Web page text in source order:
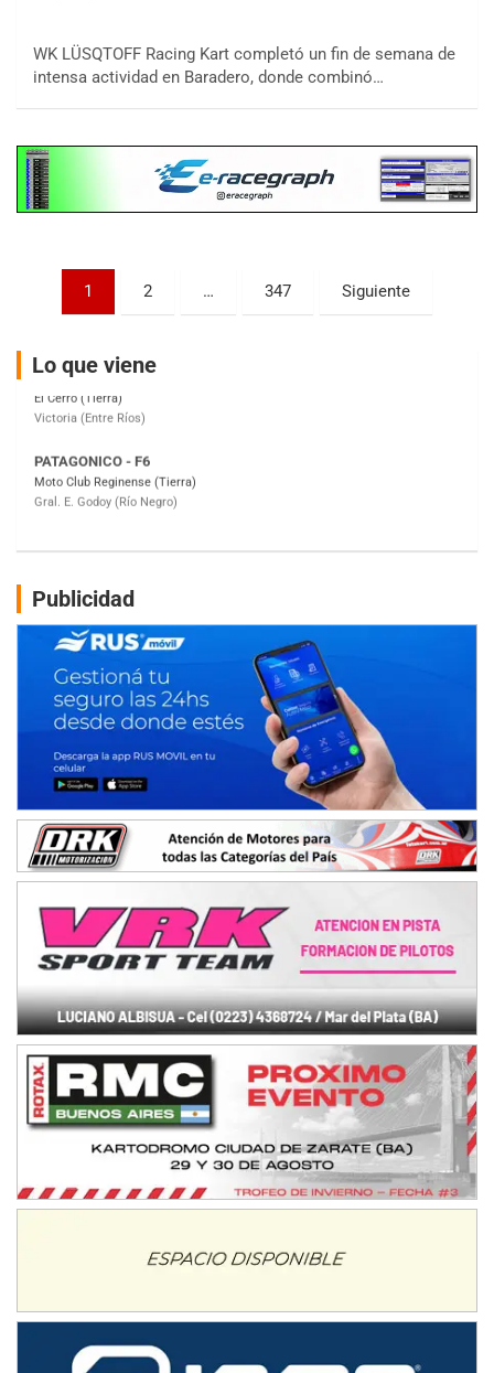
WK LÜSQTOFF Racing Kart completó un fin de semana de
intensa actividad en Baradero, donde combinó…
Paginación
entradas
1 2 … 347 Siguiente
Lo que viene
Ramiro Tot (Asfalto)
Baradero (Buenos Aires)
KDO - F6
Trenque Lauquen (Buenos Aires)
ENTRERRIANO - F6 (POSTERGADA)
Parque de la Velocidad (Asfalto)
VICTORIENSE - F7
El Cerro (Tierra)
Victoria (Entre Ríos)
PATAGONICO - F6
Moto Club Reginense (Tierra)
Gral. E. Godoy (Río Negro)
Juventud Unida (Tierra)
Humboldt (Santa Fe)
Ciudad de Avellaneda (Asfalto)
SUR SANTAFESINO - F4
José Samuel Sánchez (Tierra)
Rufino (Santa Fe)
TUCUMANO - F5
Juan Navarro (Asfalto)
El Timbó (Tucumán)
COBERTURA ESPECIAL DE E-KART.COM.AR
08/09-AGO
IAME SERIES ARGENTINA 6
Ramiro Tot (Asfalto)
Baradero (Buenos Aires)
KDO - F6
Ciudad de Trenque Lauquen (Asfalto)
Trenque Lauquen (Buenos Aires)
ENTRERRIANO - F6 (POSTERGADA)
Parque de la Velocidad (Asfalto)
Villaguay (Entre Ríos)
VICTORIENSE - F7
El Cerro (Tierra)
Victoria (Entre Ríos)
Moto Club Reginense (Tierra)
Gral. E. Godoy (Río Negro)
Ciudad de Avellaneda (Asfalto)
Publicidad